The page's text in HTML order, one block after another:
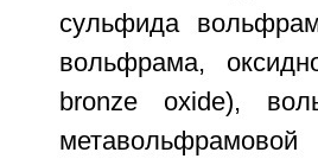
сульфида
вольфрама,
bronze oxide),